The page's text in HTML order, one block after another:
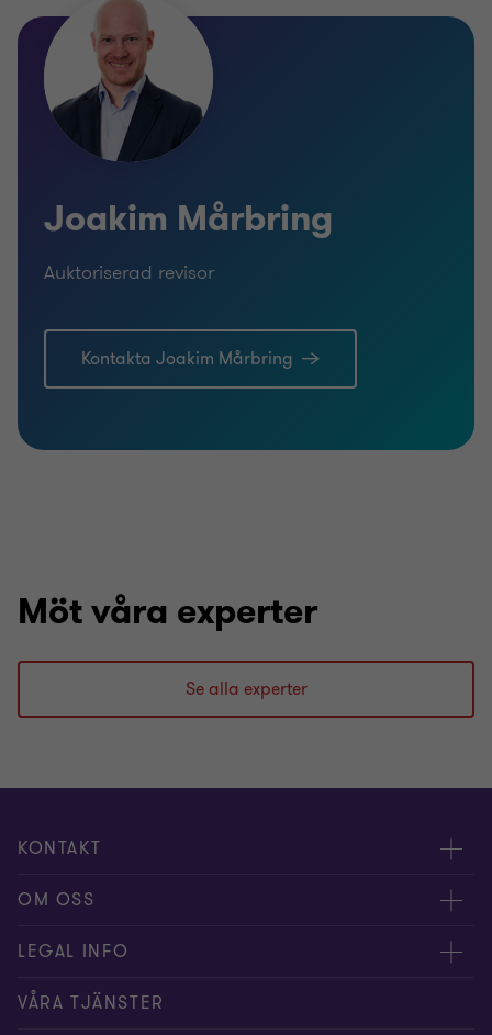
Joakim Mårbring
Auktoriserad revisor
Kontakta Joakim Mårbring
Möt våra experter
Se alla experter
KONTAKT
Kontakta oss
Våra experter
Kontor
OM OSS
Om Grant Thornton
Nyheter och tips
LEGAL INFO
Privacy
VÅRA TJÄNSTER